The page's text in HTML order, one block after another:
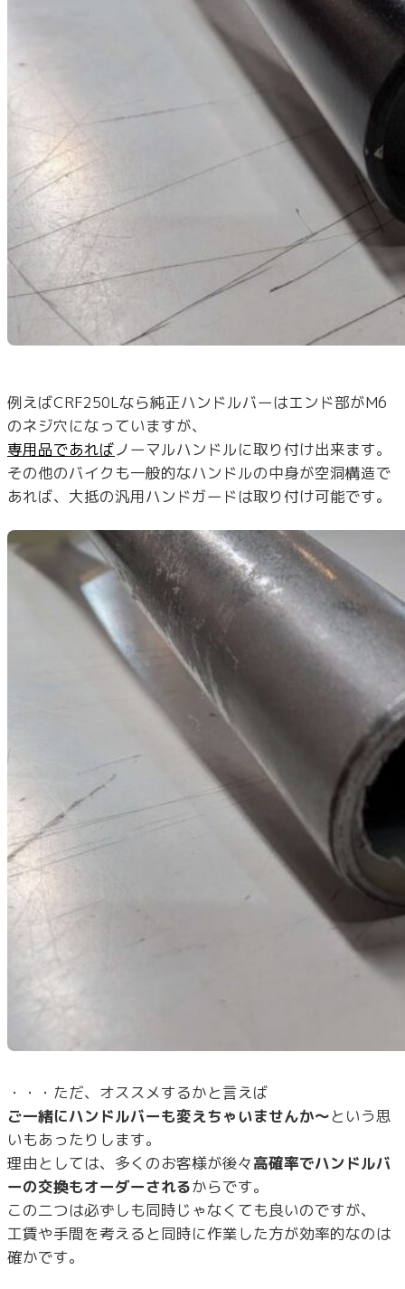
例えばCRF250Lなら純正ハンドルバーはエンド部がM6
のネジ穴になっていますが、
専用品であればノーマルハンドルに取り付け出来ます。
その他のバイクも一般的なハンドルの中身が空洞構造で
あれば、大抵の汎用ハンドガードは取り付け可能です。
・・・ただ、オススメするかと言えば
ご一緒にハンドルバーも変えちゃいませんか～という思
いもあったりします。
理由としては、多くのお客様が後々高確率でハンドルバ
ーの交換もオーダーされるからです。
この二つは必ずしも同時じゃなくても良いのですが、
工賃や手間を考えると同時に作業した方が効率的なのは
確かです。